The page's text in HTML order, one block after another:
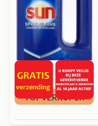
TOPVERKOPER